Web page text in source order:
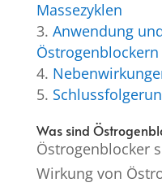
Massezyklen
Anwendung
Östrogenblockern
Was sind
Östrogenblocker
Wirkung von